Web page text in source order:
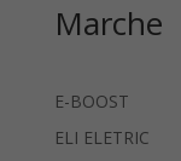
Marche
E-BOOST
ELI ELETRIC